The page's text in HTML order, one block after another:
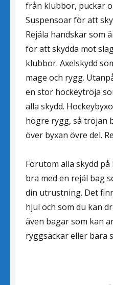
från klubbor, puckar
Suspensoar för att
Rejäla handskar som
för att skydda mot
klubbor. Axelskydd
mage och rygg.
en stor hockeytröja
alla skydd.
högre rygg, så tröjan
över byxan övre del.
Förutom alla skydd
bra med en rejäl bag
din utrustning. Det
hjul och som du kan
även bagar som kan
ryggsäckar eller bara